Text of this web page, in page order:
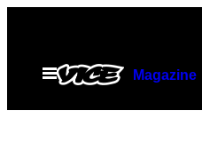
contenido
Abrir
Menú
Magazine